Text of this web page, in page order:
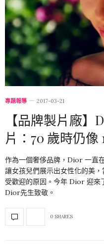
專題報導 2017-03-21
【品牌製片廠
片：70 歲時仍像
作為一個奢侈品牌，Dior 一直
讓女孩兒們展示出女性化的美
受歡迎的原因。今年 Dior 迎來
Dior先生致敬。
0 SHARES